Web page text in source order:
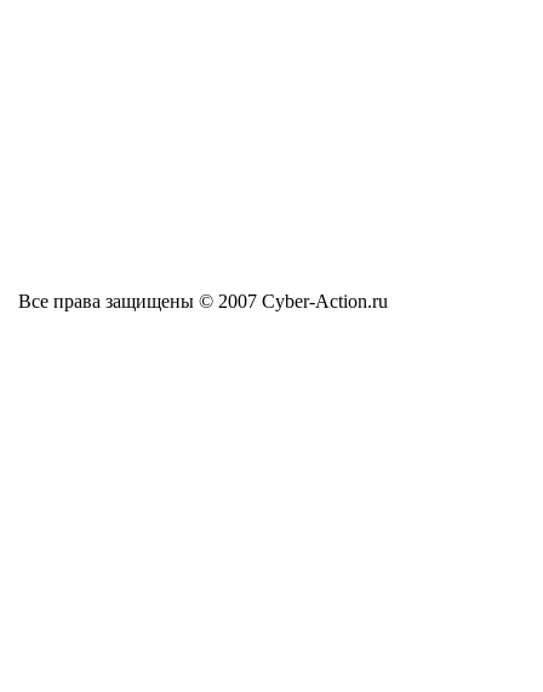
Все права защищены © 2007 Cyber-Action.ru